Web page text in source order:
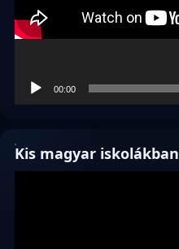
00:00
Kis magyar iskolákban